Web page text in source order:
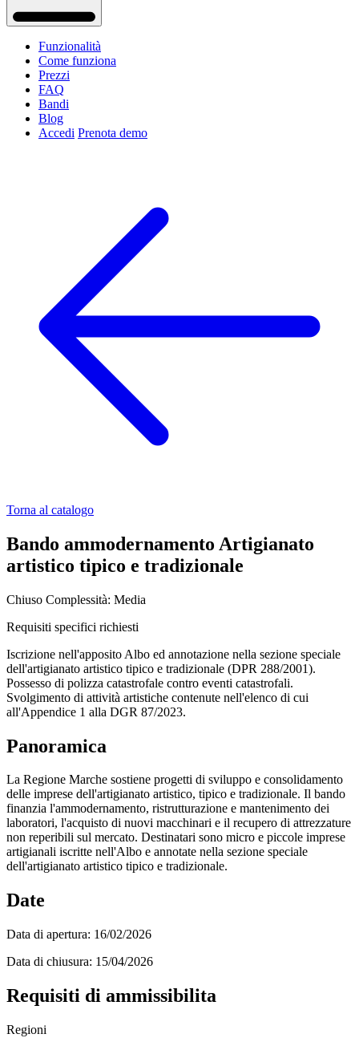
Funzionalità
Come funziona
Prezzi
FAQ
Bandi
Blog
Accedi Prenota demo
Torna al catalogo
Bando ammodernamento Artigianato
artistico tipico e tradizionale
Chiuso Complessità: Media
Requisiti specifici richiesti
Iscrizione nell'apposito Albo ed annotazione nella sezione speciale
dell'artigianato artistico tipico e tradizionale (DPR 288/2001).
Possesso di polizza catastrofale contro eventi catastrofali.
Svolgimento di attività artistiche contenute nell'elenco di cui
all'Appendice 1 alla DGR 87/2023.
Panoramica
La Regione Marche sostiene progetti di sviluppo e consolidamento
delle imprese dell'artigianato artistico, tipico e tradizionale. Il bando
finanzia l'ammodernamento, ristrutturazione e mantenimento dei
laboratori, l'acquisto di nuovi macchinari e il recupero di attrezzature
non reperibili sul mercato. Destinatari sono micro e piccole imprese
artigianali iscritte nell'Albo e annotate nella sezione speciale
dell'artigianato artistico tipico e tradizionale.
Date
Data di apertura: 16/02/2026
Data di chiusura: 15/04/2026
Requisiti di ammissibilita
Regioni